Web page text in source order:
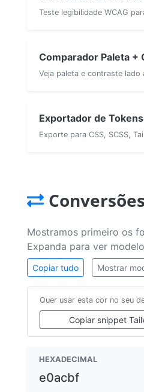
Teste legibilidade WCAG
Comparador Paleta +
Veja paleta e contraste lado
Exportador de Tokens
Exporte para CSS, SCSS,
Mostramos primeiro os
Expanda para ver
Copiar tudo Mostrar
Quer usar esta cor no seu
Copiar snippet
HEXADECIMAL
e0acbf